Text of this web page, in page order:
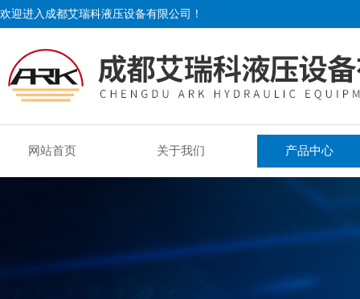
欢迎进入成都艾瑞科液压设备有限公司！
网站首页 关于我们 产品中心